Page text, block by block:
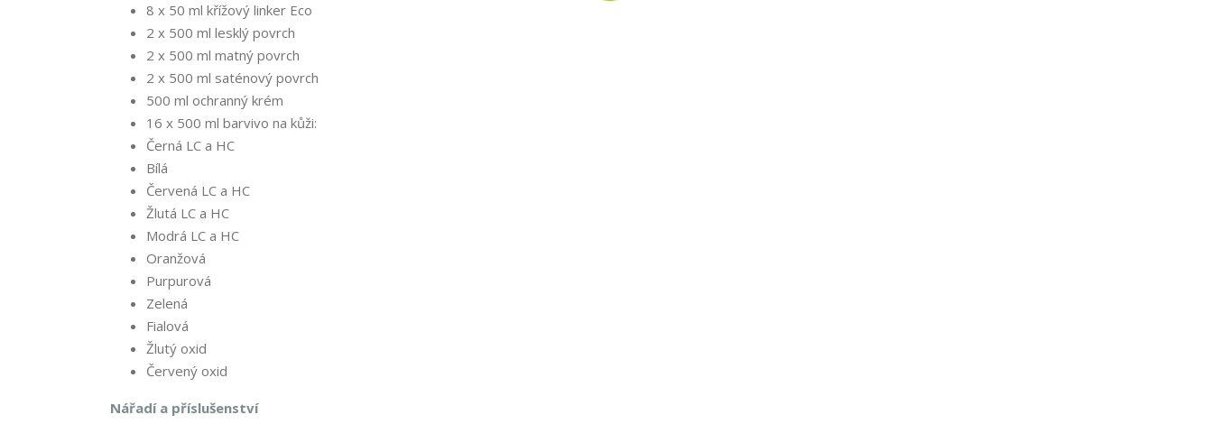
8 x 50 ml křížový linker Eco
2 x 500 ml lesklý povrch
2 x 500 ml matný povrch
2 x 500 ml saténový povrch
500 ml ochranný krém
16 x 500 ml barvivo na kůži:
Černá LC a HC
Bílá
Červená LC a HC
Žlutá LC a HC
Modrá LC a HC
Oranžová
Purpurová
Zelená
Fialová
Žlutý oxid
Červený oxid
Nářadí a příslušenství